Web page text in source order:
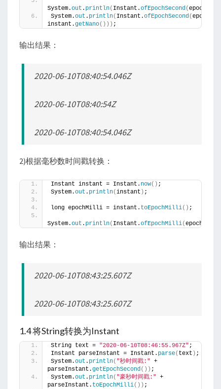
System.out . println( Instant.ofEpochSecond(
System.out . println( Instant.ofEpochSecond(
instant.getNano())) ;
输出结果：
2020-06-10T08:40:54.046Z
2020-06-10T08:40:54Z
2020-06-10T08:40:54.046Z
2)根据毫秒数时间戳转换：
Instant instant = Instant. now() ;
System.out . println(instant ) ;
long epochMilli = instant. toEpochMilli() ;
System.out . println( Instant.ofEpochMilli(epochMilli
输出结果：
2020-06-10T08:43:25.607Z
2020-06-10T08:43:25.607Z
1.4 将String转换为Instant
String text = "2020-06-10T08:46:55.967Z" ;
Instant parseInstant = Instant. parse( text ) ;
System.out . println( "秒时间戳:" +
parseInstant.getEpochSecond()) ;
System.out . println( "豪秒时间戳:" +
parseInstant. toEpochMilli()) ;